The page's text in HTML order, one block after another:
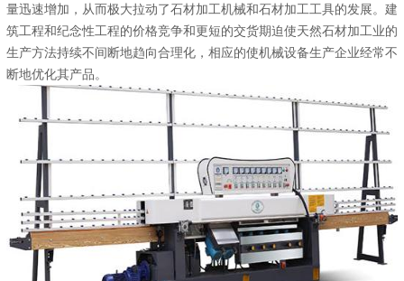
量迅速增加，从而极大拉动了石材加工机械和石材加工工具的发展。建
筑工程和纪念性工程的价格竞争和更短的交货期迫使天然石材加工业的
生产方法持续不间断地趋向合理化，相应的使机械设备生产企业经常不
断地优化其产品。